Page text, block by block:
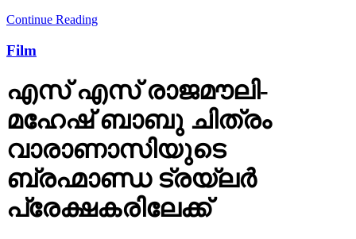
Continue Reading
Film
എസ് എസ് രാജമൗലി-
മഹേഷ് ബാബു ചിത്രം
വാരാണാസിയുടെ
ബ്രഹ്മാണ്ഡ ട്രയ്ലർ
പ്രേക്ഷകരിലേക്ക്